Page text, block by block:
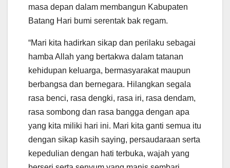
masa depan dalam membangun Kabupaten
Batang Hari bumi serentak bak regam.
“Mari kita hadirkan sikap dan perilaku sebagai
hamba Allah yang bertakwa dalam tatanan
kehidupan keluarga, bermasyarakat maupun
berbangsa dan bernegara. Hilangkan segala
rasa benci, rasa dengki, rasa iri, rasa dendam,
rasa sombong dan rasa bangga dengan apa
yang kita miliki hari ini. Mari kita ganti semua itu
dengan sikap kasih saying, persaudaraan serta
kepedulian dengan hati terbuka, wajah yang